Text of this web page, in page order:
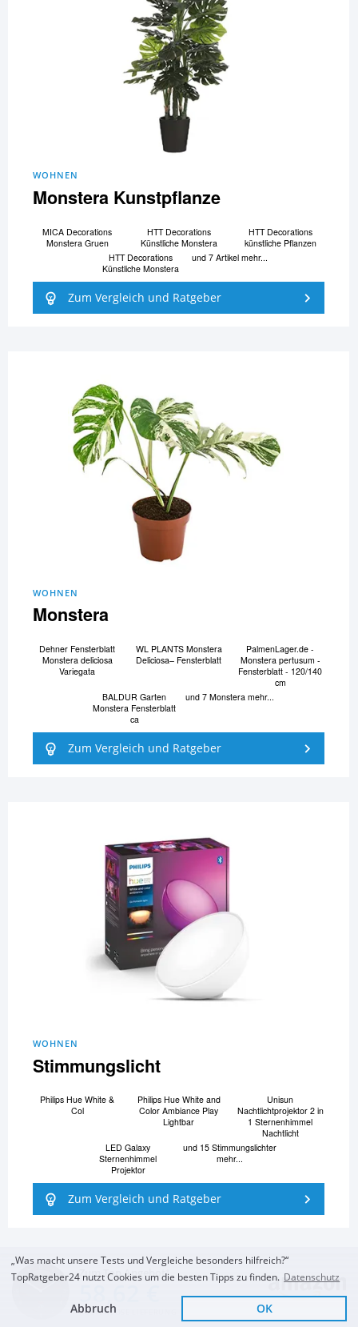
Zum Top Angebot
KOSTENLOSE LIEFERUNG
WOHNEN
Monstera Kunstpflanze
MICA Decorations
Monstera Gruen
HTT Decorations
Künstliche Monstera
HTT Decorations
künstliche Pflanzen
HTT Decorations
Künstliche Monstera
und 7 Artikel mehr...
Zum Vergleich und Ratgeber
WOHNEN
Monstera
Dehner Fensterblatt
Monstera deliciosa
Variegata
WL PLANTS Monstera
Deliciosa– Fensterblatt
PalmenLager.de -
Monstera pertusum -
Fensterblatt - 120/140
cm
BALDUR Garten
Monstera Fensterblatt
ca
und 7 Monstera mehr...
Zum Vergleich und Ratgeber
WOHNEN
Stimmungslicht
Philips Hue White &
Col
Philips Hue White and
Color Ambiance Play
Lightbar
Unisun
Nachtlichtprojektor 2 in
1 Sternenhimmel
Nachtlicht
LED Galaxy
Sternenhimmel
Projektor
und 15 Stimmungslichter
mehr...
Zum Vergleich und Ratgeber
„Was macht unsere Tests und Vergleiche besonders hilfreich?“
TopRatgeber24 nutzt Cookies um die besten Tipps zu finden. Datenschutz
Abbruch OK